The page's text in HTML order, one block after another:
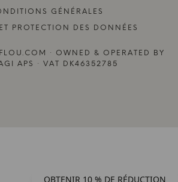
GÉNÉRALES
PROTECTION DES DONNÉES
· OWNED & OPERATED BY
APS · VAT DK46352785
OBTENIR 10 % DE RÉDUCTION